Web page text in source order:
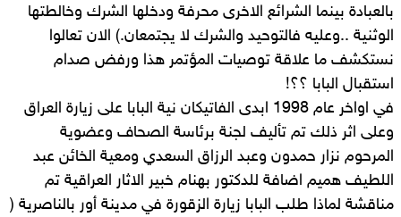
بالعبادة بينما الشرائع الاخرى محرفة ودخلها الشرك وخالطتها
الوثنية ..وعليه فالتوحيد والشرك لا يجتمعان.) الان تعالوا
نستكشف ما علاقة توصيات المؤتمر هذا ورفض صدام
استقبال البابا ؟؟!
في اواخر عام 1998 ابدى الفاتيكان نية البابا على زيارة العراق
وعلى اثر ذلك تم تأليف لجنة برئاسة الصحاف وعضوية
المرحوم نزار حمدون وعبد الرزاق السعدي ومعية الخائن عبد
اللطيف هميم اضافة للدكتور بهنام خبير الاثار العراقية تم
مناقشة لماذا طلب البابا زيارة الزقورة في مدينة أور بالناصرية (